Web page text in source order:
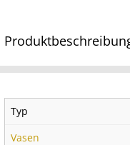
Typ
Vasen